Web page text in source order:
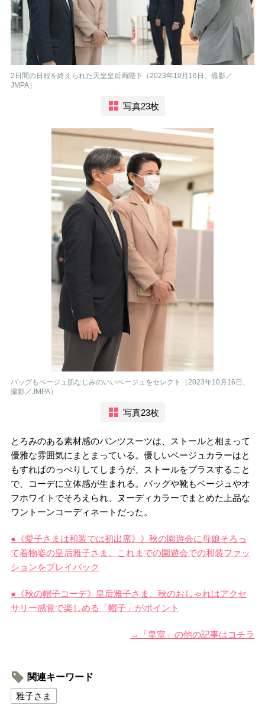
2日間の日程を終えられた天皇皇后両陛下（2023年10月16日、撮影／
JMPA）
写真23枚
バッグもベージュ肌なじみのいいベージュをセレクト（2023年10月16日、
撮影／JMPA）
写真23枚
とろみのある素材感のパンツスーツは、ストールと相まって
優雅な雰囲気にまとまっている。優しいベージュカラーはと
もすればのっぺりしてしまうが、ストールをプラスすること
で、コーデに立体感が生まれる。バッグや靴もベージュやオ
フホワイトでそろえられ、ヌーディカラーでまとめた上品な
ワントーンコーディネートだった。
●《愛子さまは和装では初出席》》秋の園遊会に母娘そろっ
て着物姿の皇后雅子さま、これまでの園遊会での和装ファッ
ションをプレイバック
●《秋の帽子コーデ》皇后雅子さま、秋のおしゃれはアクセ
サリー感覚で楽しめる「帽子」がポイント
→「皇室」の他の記事はコチラ
関連キーワード
雅子さま